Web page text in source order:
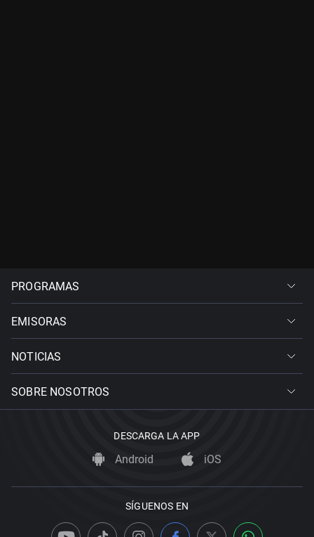
PROGRAMAS
EMISORAS
NOTICIAS
SOBRE NOSOTROS
DESCARGA LA APP
Android iOS
SÍGUENOS EN